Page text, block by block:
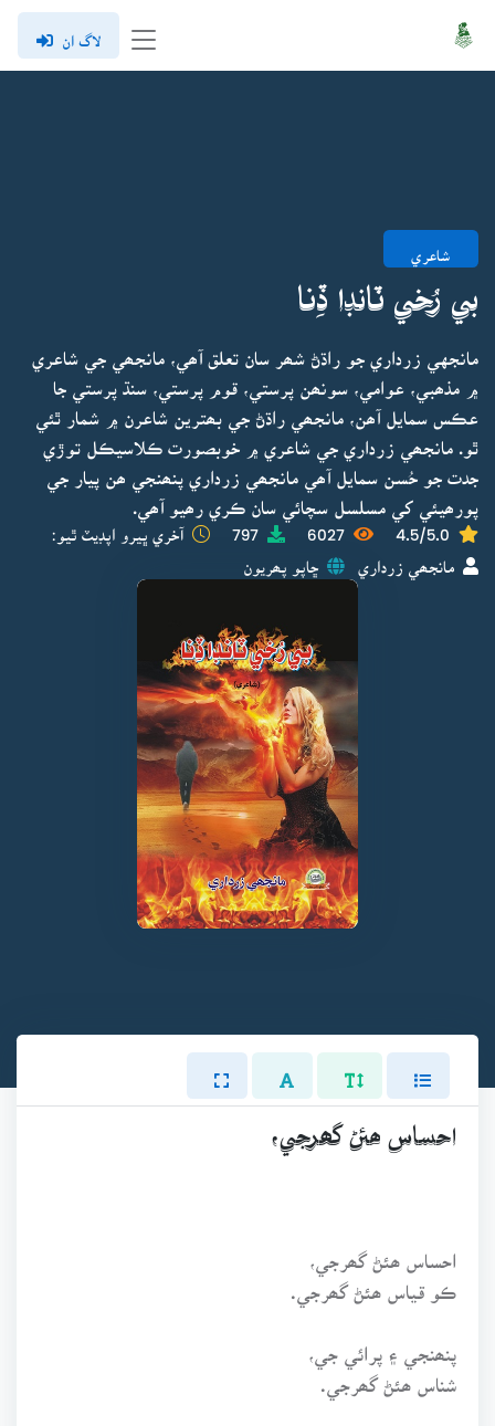
لاگ ان
شاعري
بي رُخي ٽانڊا ڏِنا
مانجهي زرداري جو راڌڻ شھر سان تعلق آھي، مانجھي جي شاعري
۾ مذھبي، عوامي، سونھن پرستي، قوم پرستي، سنڌ پرستي جا
عڪس سمايل آھن، مانجھي راڌڻ جي بھترين شاعرن ۾ شمار ٿئي
ٿو. مانجھي زرداري جي شاعري ۾ خوبصورت ڪلاسيڪل توڙي
جدت جو حُسن سمايل آھي مانجھي زرداري پنھنجي ھن پيار جي
پورھيئي کي مسلسل سچائي سان ڪري رھيو آھي.
4.5/5.0
6027
797 آخري ڀيرو اپڊيٽ ٿيو:
مانجھي زرداري ڇاپو پھريون
احساس ھئڻ گھرجي،
احساس ھئڻ گھرجي،
ڪو قياس ھئڻ گھرجي.
پنھنجي ۽ پرائي جي،
شناس ھئڻ گھرجي.